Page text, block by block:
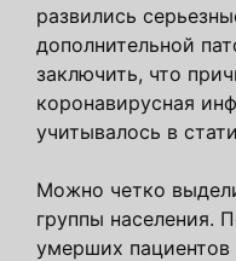
развились
дополнительной
заключить, что
коронавирусная
учитывалось в
Можно четко
группы населения.
умерших пациентов